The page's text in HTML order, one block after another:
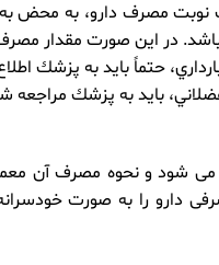
مصرف دارو، به محض به
در اين صورت مقدار مصرف
حتماً بايد به پزشك
بايد به پزشك مراجعه
شود و نحوه مصرف آن
را به صورت خودسرانه